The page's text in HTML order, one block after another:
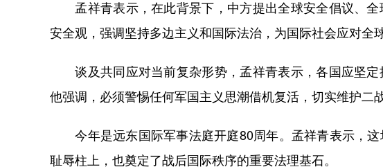
孟祥青表示，在此背景下，中方提出全球安全倡议、全
安全观，强调坚持多边主义和国际法治，为国际社会应对全
谈及共同应对当前复杂形势，孟祥青表示，各国应坚定
他强调，必须警惕任何军国主义思潮借机复活，切实维护二
今年是远东国际军事法庭开庭80周年。孟祥青表示，这
耻辱柱上，也奠定了战后国际秩序的重要法理基石。